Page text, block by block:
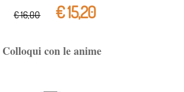
€ 16,00 € 15,20
Colloqui con le anime